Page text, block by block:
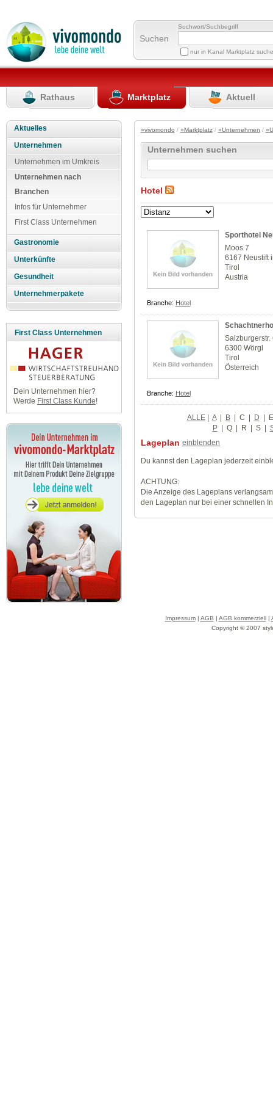
Suchen
Suchwort/Suchbegriff
nur in Kanal Marktplatz
Rathaus Marktplatz Aktuell
Aktuelles
Unternehmen
Unternehmen im Umkreis
Unternehmen nach
Branchen
Infos für Unternehmer
First Class Unternehmen
Gastronomie
Unterkünfte
Gesundheit
Unternehmerpakete
First Class Unternehmen
Dein Unternehmen hier?
Werde First Class Kunde!
»vivomondo / »Marktplatz/ »Unternehmen /
Unternehmen suchen
Hotel
Sporthotel
Moos 7
6167 Neustift
Tirol
Austria
Branche: Hotel
Salzburgerstr.
6300 Wörgl
Tirol
Österreich
Branche: Hotel
ALLE| A | B | C | D |
P | Q | R | S|
Lageplan einblenden
Du kannst den Lageplan jederzeit
ACHTUNG:
Die Anzeige des Lageplans
den Lageplan nur bei einer schnellen
Impressum| AGB | AGB kommerziell|
Copyright © 2007